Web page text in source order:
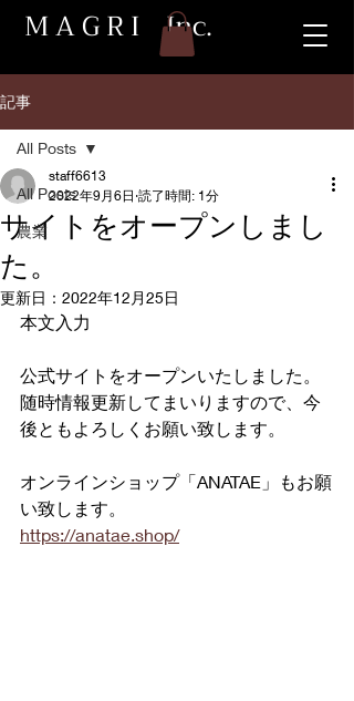
M A G R I Inc.
記事
All Posts
農業
All Posts
サイトをオープンしまし
た。
staff6613
2022年9月6日 読了時間: 1分
更新日： 2022年12月25日
本文入力
公式サイトをオープンいたしました。
随時情報更新してまいりますので、今
後ともよろしくお願い致します。
オンラインショップ「ANATAE」もお願
い致します。
https://anatae.shop/